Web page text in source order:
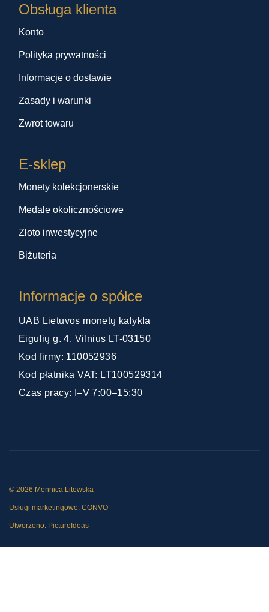
Obsługa klienta
Konto
Polityka prywatności
Informacje o dostawie
Zasady i warunki
Zwrot towaru
E-sklep
Monety kolekcjonerskie
Medale okolicznościowe
Złoto inwestycyjne
Biżuteria
Informacje o spółce
UAB Lietuvos monetų kalykla
Eigulių g. 4, Vilnius LT-03150
Kod firmy: 110052936
Kod płatnika VAT: LT100529314
Czas pracy: I–V 7:00–15:30
© 2026 Mennica Litewska
Usługi marketingowe: CONVO
Utworzono: PictureIdeas